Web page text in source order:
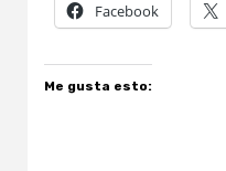
Facebook
Me gusta esto: